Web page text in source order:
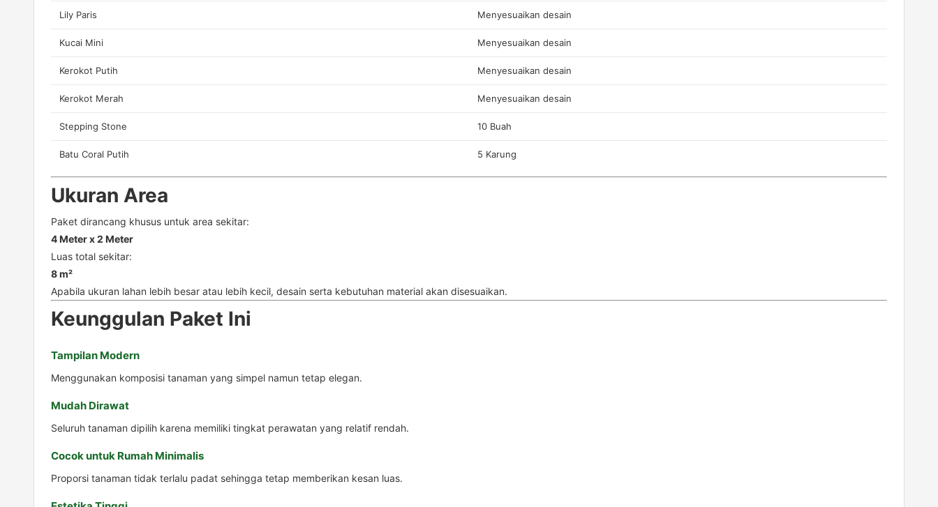
Lily Paris Menyesuaikan desain
Kucai Mini Menyesuaikan desain
Kerokot Putih Menyesuaikan desain
Kerokot Merah Menyesuaikan desain
Stepping Stone 10 Buah
Batu Coral Putih 5 Karung
Ukuran Area
Paket dirancang khusus untuk area sekitar:
4 Meter x 2 Meter
Luas total sekitar:
8 m²
Apabila ukuran lahan lebih besar atau lebih kecil, desain serta kebutuhan material akan disesuaikan.
Keunggulan Paket Ini
Tampilan Modern
Menggunakan komposisi tanaman yang simpel namun tetap elegan.
Mudah Dirawat
Seluruh tanaman dipilih karena memiliki tingkat perawatan yang relatif rendah.
Cocok untuk Rumah Minimalis
Proporsi tanaman tidak terlalu padat sehingga tetap memberikan kesan luas.